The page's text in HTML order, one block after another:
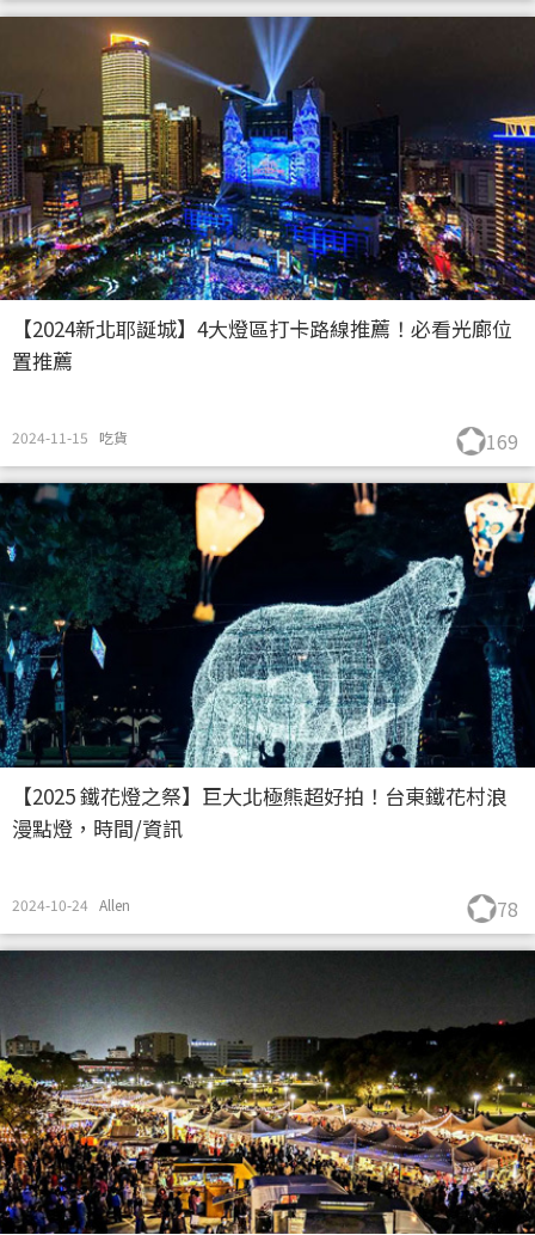
【2024新北耶誕城】4大燈區打卡路線推薦！必看光廊位
置推薦
2024-11-15 吃貨 169
【2025 鐵花燈之祭】巨大北極熊超好拍！台東鐵花村浪
漫點燈，時間/資訊
2024-10-24 Allen 78